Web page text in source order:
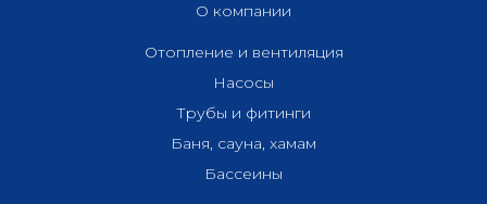
О компании
Отопление и вентиляция
Насосы
Трубы и фитинги
Баня, сауна, хамам
Бассеины